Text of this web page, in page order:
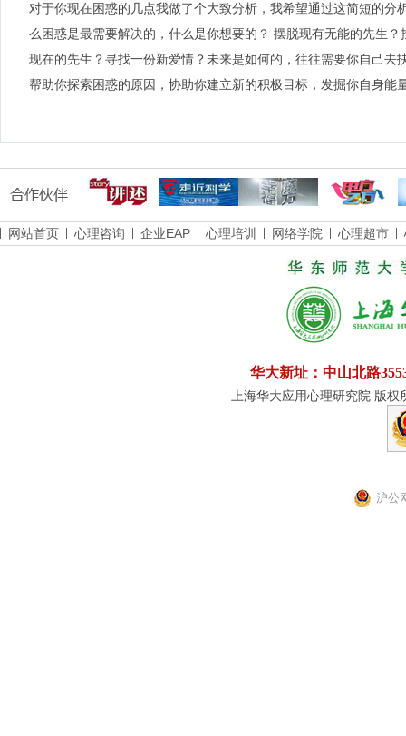
对于你现在困惑的几点我做了个大致分析，我希望通过这简短的分
么困惑是最需要解决的，什么是你想要的？ 摆脱现有无能的先生
现在的先生？寻找一份新爱情？未来是如何的，往往需要你自己去
帮助你探索困惑的原因，协助你建立新的积极目标，发掘你自身能
网站首页 心理咨询 企业EAP 心理培训 网络学院 心理超市
华大新址：中山北路
上海华大应用心理研究院 版
沪公